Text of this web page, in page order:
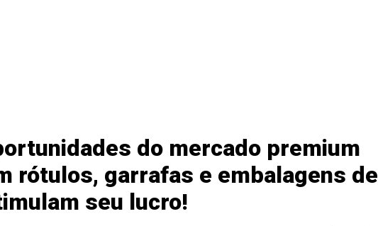
do mercado premium
rótulos, garrafas e embalagens de
seu lucro!